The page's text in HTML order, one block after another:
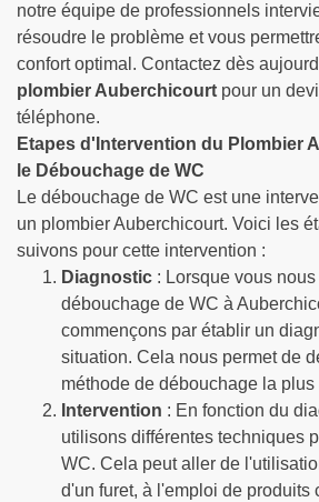
notre équipe de professionnels
résoudre le problème et vous
confort optimal. Contactez dès
plombier Auberchicourt pour un
téléphone.
Etapes d'Intervention du Plombier
le Débouchage de WC
Le débouchage de WC est une
un plombier Auberchicourt. Voici les
suivons pour cette intervention :
Diagnostic : Lorsque vous
débouchage de WC à
commençons par établir un
situation. Cela nous permet de
méthode de débouchage la plus
Intervention : En fonction du
utilisons différentes techniques
WC. Cela peut aller de
d'un furet, à l'emploi de produits